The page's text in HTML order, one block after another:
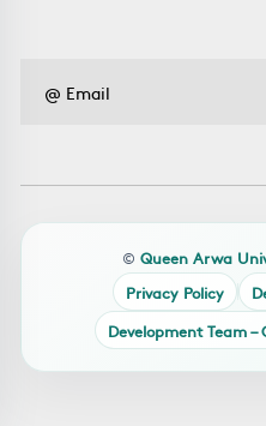
© Queen Arwa
Privacy Policy
Development Team